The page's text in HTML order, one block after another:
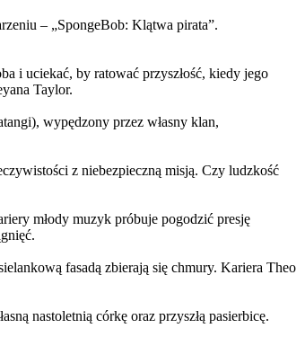
– „SpongeBob: Klątwa pirata”.
i uciekać, by ratować przyszłość, kiedy jego
Taylor.
wypędzony przez własny klan,
z niebezpieczną misją. Czy ludzkość
młody muzyk próbuje pogodzić presję
fasadą zbierają się chmury. Kariera Theo
nastoletnią córkę oraz przyszłą pasierbicę.